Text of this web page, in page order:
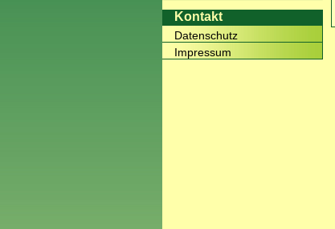
Kontakt
Datenschutz
Impressum